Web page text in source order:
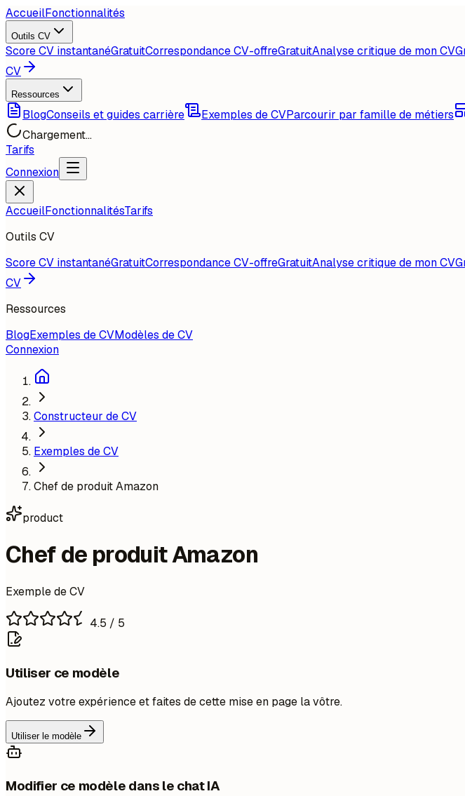
AccueilFonctionnalités
Outils CV
Score CV instantanéGratuitCorrespondance CV-offreGratuitAnalyse critique de mon CV
CV
Ressources
BlogConseils et guides carrière Exemples de CVParcourir par famille de métiers
Chargement...
Tarifs
Connexion
AccueilFonctionnalitésTarifs
Outils CV
Score CV instantanéGratuitCorrespondance CV-offreGratuitAnalyse critique de mon CV
CV
Ressources
BlogExemples de CVModèles de CV
Connexion
Constructeur de CV
Exemples de CV
Chef de produit Amazon
product
Chef de produit Amazon
Exemple de CV
4.5 / 5
Utiliser ce modèle
Ajoutez votre expérience et faites de cette mise en page la vôtre.
Utiliser le modèle
Modifier ce modèle dans le chat IA